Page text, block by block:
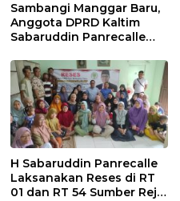
Sambangi Manggar Baru,
Anggota DPRD Kaltim
Sabaruddin Panrecalle
Balikpapan
H Sabaruddin Panrecalle
Laksanakan Reses di RT
01 dan RT 54 Sumber Rejo